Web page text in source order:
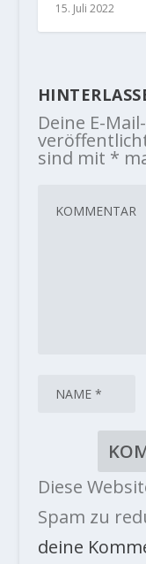
15. Juli 2022
Deine E-
sind mit *
Diese
Spam zu
deine